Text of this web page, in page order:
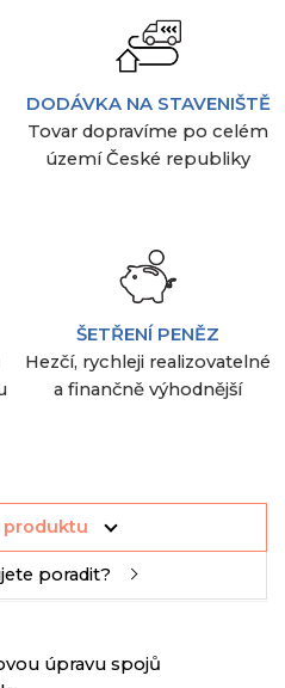
DODÁVKA NA STAVENIŠTĚ
Tovar dopravíme po celém
území České republiky
ŠETŘENÍ PENĚZ
Hezčí, rychleji realizovatelné
a finančně výhodnější
produktu
poradit?
úpravu spojů